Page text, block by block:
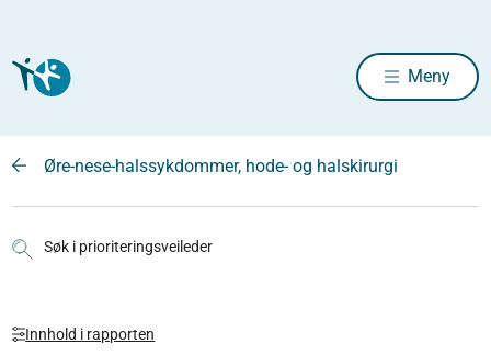
Meny
Øre-nese-halssykdommer, hode- og halskirurgi
Søk i prioriteringsveileder
Innhold i rapporten